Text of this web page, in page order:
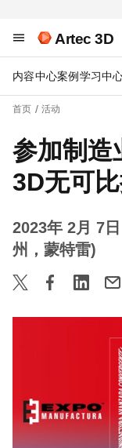
Artec 3D
内容中心案例 学习中
首页 活动
参加制造
3D无可
2023年 2月 7日
州，蒙特雷)